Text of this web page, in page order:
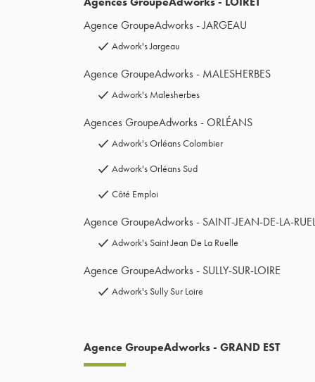
Agence GroupeAdworks - JARGEAU
Adwork's Jargeau
Agence GroupeAdworks - MALESHERBES
Adwork's Malesherbes
Agences GroupeAdworks - ORLÉANS
Adwork's Orléans Colombier
Adwork's Orléans Sud
Côté Emploi
Agence GroupeAdworks - SAINT-JEAN-DE-LA-
Adwork's Saint Jean De La Ruelle
Agence GroupeAdworks - SULLY-SUR-LOIRE
Adwork's Sully Sur Loire
Agence GroupeAdworks - GRAND EST